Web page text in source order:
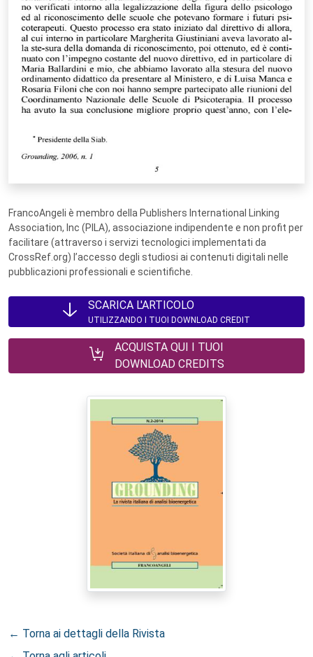
FrancoAngeli è membro della Publishers International Linking
Association, Inc (PILA), associazione indipendente e non profit per
facilitare (attraverso i servizi tecnologici implementati da
CrossRef.org) l’accesso degli studiosi ai contenuti digitali nelle
pubblicazioni professionali e scientifiche.
SCARICA L'ARTICOLO
UTILIZZANDO I TUOI DOWNLOAD CREDIT
ACQUISTA QUI I TUOI
DOWNLOAD CREDITS
← Torna ai dettagli della Rivista